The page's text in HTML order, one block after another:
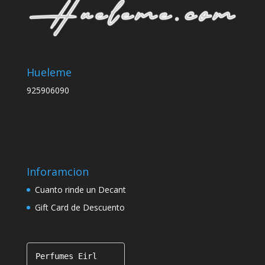
Hueleme
925906090
Inforamcion
Cuanto rinde un Decant
Gift Card de Descuento
Perfumes Eirl